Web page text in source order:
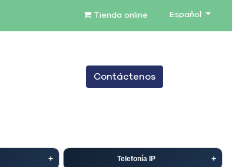
Tienda online Español
BLOG
Contáctenos
Telefonía IP